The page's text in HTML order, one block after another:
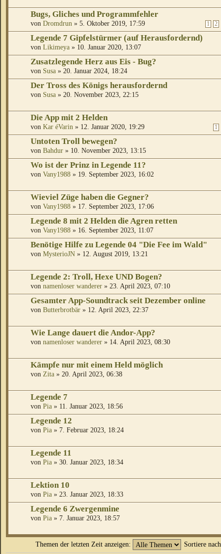
Bugs, Gliches und Programmfehler
1 2
von Dromdrun » 5. Oktober 2019, 17:59
Legende 7 Gipfelstürmer (auf Herausfordernd)
von Likimeya » 10. Januar 2020, 13:07
Zusatzlegende Herz aus Eis - Bug?
von Susa » 20. Januar 2024, 18:24
Der Tross des Königs herausfordernd
von Susa » 20. November 2023, 22:15
Die App mit 2 Helden
1
von Kar éVarin » 12. Januar 2020, 19:29
Untoten Troll bewegen?
von Bahdur » 10. November 2023, 13:15
Wo ist der Prinz in Legende 11?
von Vany1988 » 19. September 2023, 16:02
Wieviel Züge haben die Gegner?
von Vany1988 » 17. September 2023, 17:06
Legende 8 mit 2 Helden die Agren retten
von Vany1988 » 16. September 2023, 11:07
Benötige Hilfe zu Legende 04 "Die Fee im Wald"
von MysterioJN » 12. August 2019, 13:21
Legende 2: Troll, Hexe UND Bogen?
von namenloser wanderer » 23. April 2023, 07:10
Gesamter App-Soundtrack seit Dezember online
von Butterbrotbär » 12. April 2023, 22:37
Wie Lange dauert die Andor-App?
von namenloser wanderer » 14. April 2023, 08:30
Kämpfe nur mit einem Held möglich
von Zita » 20. April 2023, 06:38
Legende 7
von Pia » 11. Januar 2023, 18:56
Legende 12
von Pia » 7. Februar 2023, 18:24
Legende 11
von Pia » 30. Januar 2023, 18:34
Lektion 10
von Pia » 23. Januar 2023, 18:33
Legende 6 Zwergenmine
von Pia » 7. Januar 2023, 18:57
Themen der letzten Zeit anzeigen: Sortiere